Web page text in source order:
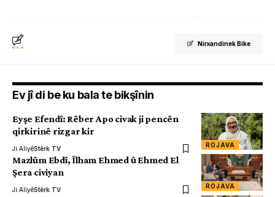
Nirxandinek Bike
Ev jî di be ku bala te bikşînin
ROJAVA
Eyşe Efendî: Rêber Apo civak ji pencên
qirkirinê rizgar kir
Ji AliyêStêrk TV
ROJAVA
Mazlûm Ebdî, Îlham Ehmed û Ehmed El
Şera civiyan
Ji AliyêStêrk TV